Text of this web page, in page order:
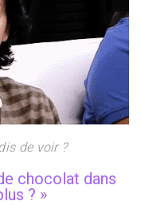
de voir ?
chocolat dans
? »